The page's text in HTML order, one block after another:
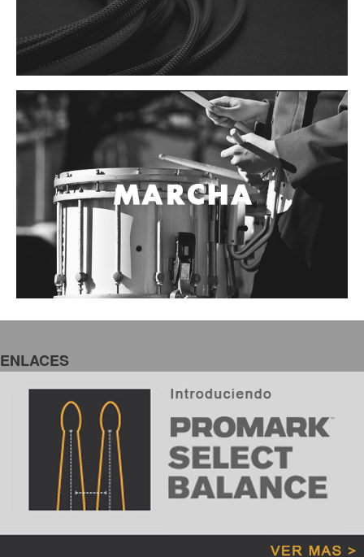
Strobos
Maquinas de humo y escenario
Controladores
Accesorios
Cables y Conectores
Micrófono
Sonido
Parlante
Video y USB
Espigas y conectores
Accesorios
Mandolina
Mariachi
Accesorios
Cuerdas
Cuerdas
ENLACES